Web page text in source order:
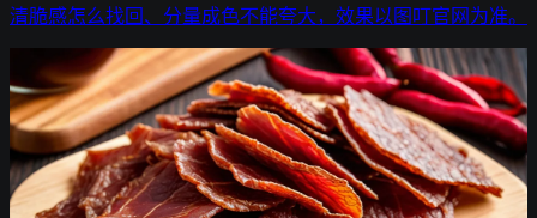
清脆感怎么找回、分量成色不能夸大，效果以图叮官网为准。